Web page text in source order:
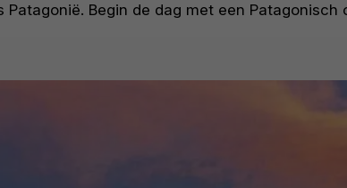
Patagonië. Begin de dag met een